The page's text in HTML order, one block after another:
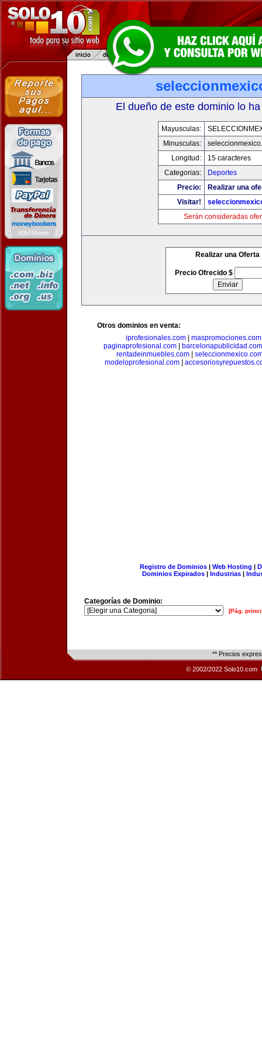
El dueño de este dominio lo
Mayusculas:
Minusculas:
Longitud:
15 caracteres
Categorias:
Deportes
Precio:
Realizar una
Visitar!
Serán consideradas
Realizar una Oferta
Precio Ofrecido $
Otros dominios en venta:
iprofesionales.com
maspromociones.com
paginaprofesional.com|
barcelonapublicidad.com
rentadeinmuebles.com
modeloprofesional.com|
Registro de Dominios| Web Hosting |
Dominios Expirados | Industrias |
Categorías de Dominio:
[Pág.
** Precios
© 2002/2022 Solo10.com